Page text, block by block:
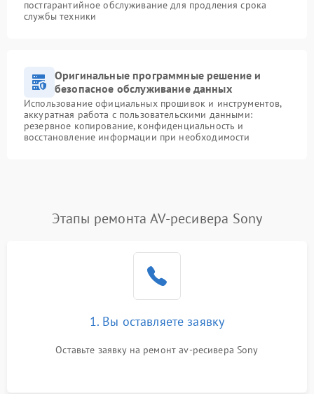
постгарантийное обслуживание для продления срока
службы техники
Оригинальные программные решение и
безопасное обслуживание данных
Использование официальных прошивок и инструментов,
аккуратная работа с пользовательскими данными:
резервное копирование, конфиденциальность и
восстановление информации при необходимости
Этапы ремонта AV-ресивера Sony
1. Вы оставляете заявку
Оставьте заявку на ремонт av-ресивера Sony